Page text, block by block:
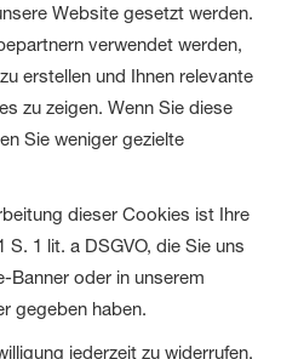
Website gesetzt werden.
verwendet werden,
erstellen und Ihnen relevante
zu zeigen. Wenn Sie diese
Sie weniger gezielte
dieser Cookies ist Ihre
1 lit. a DSGVO, die Sie uns
Banner oder in unserem
gegeben haben.
jederzeit zu widerrufen,